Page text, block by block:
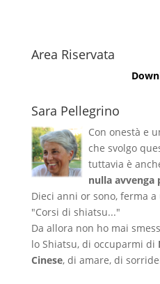
Area Riservata
Sara Pellegrino
Con onestà e
che svolgo
tuttavia è
nulla avvenga
Dieci anni or sono, ferma
"Corsi di shiatsu..."
Da allora non ho mai
lo Shiatsu, di occuparmi di
Cinese, di amare, di